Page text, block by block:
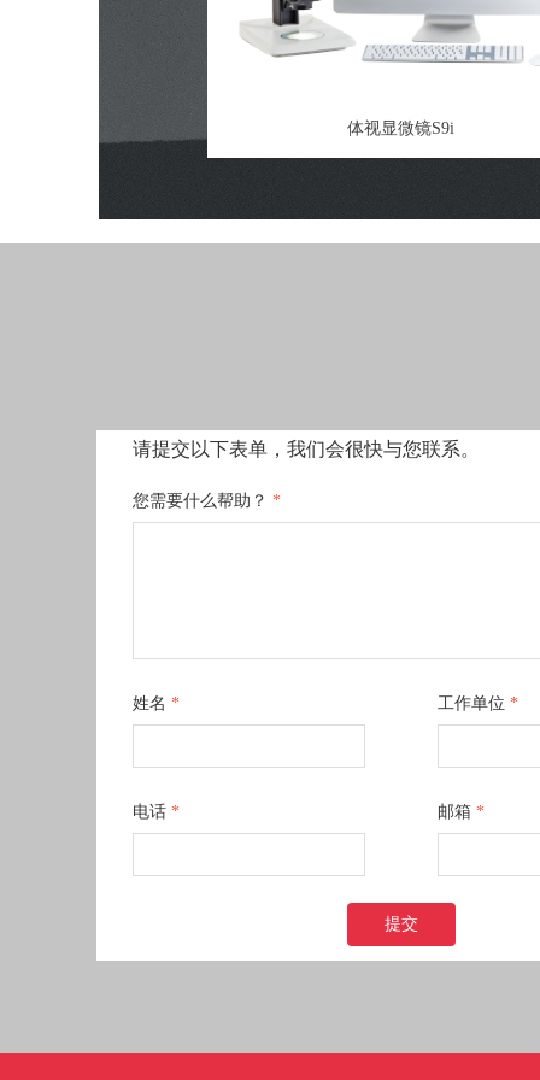
请提交以下表单，我们会很快与您联系。
您需要什么帮助？ *
姓名 * 工作单位 *
电话 * 邮箱 *
提交
体视显微镜S9i